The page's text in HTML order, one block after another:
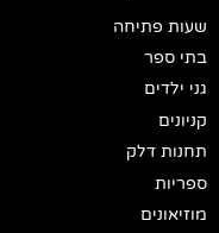
שעות פתיחה
בתי ספר
גני ילדים
קניונים
תחנות דלק
ספריות
מוזיאונים